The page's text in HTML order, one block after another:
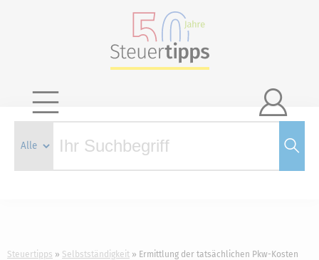

Steuertipps Selbstständigkeit
Ermittlung der tatsächlichen Pkw-Kosten